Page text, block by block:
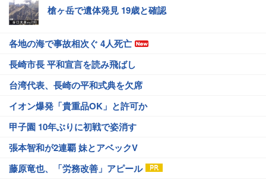
槍ヶ岳で遺体発見 19歳と確認
各地の海で事故相次ぐ 4人死亡
長崎市長 平和宣言を読み飛ばし
台湾代表、長崎の平和式典を欠席
イオン爆発「貴重品OK」と許可か
甲子園 10年ぶりに初戦で姿消す
張本智和が2連覇 妹とアベックV
藤原竜也、「労務改善」アピール